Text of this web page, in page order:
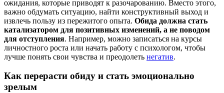
ожидания, которые приводят к разочарованию. Вместо этого,
важно обдумать ситуацию, найти конструктивный выход и
извлечь пользу из пережитого опыта. Обида должна стать
катализатором для позитивных изменений, а не поводом
для отступления. Например, можно записаться на курсы
личностного роста или начать работу с психологом, чтобы
лучше понять свои чувства и преодолеть негатив.
Как перерасти обиду и стать эмоционально
зрелым